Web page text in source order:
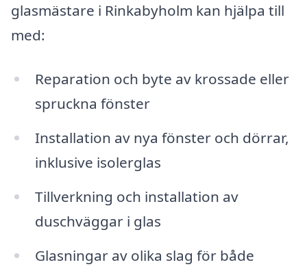
glasmästare i Rinkabyholm kan hjälpa till
med:
Reparation och byte av krossade eller
spruckna fönster
Installation av nya fönster och dörrar,
inklusive isolerglas
Tillverkning och installation av
duschväggar i glas
Glasningar av olika slag för både